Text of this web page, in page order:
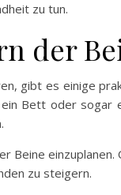
zu tun.
der
gibt es einige
Bett oder
zu steigern.